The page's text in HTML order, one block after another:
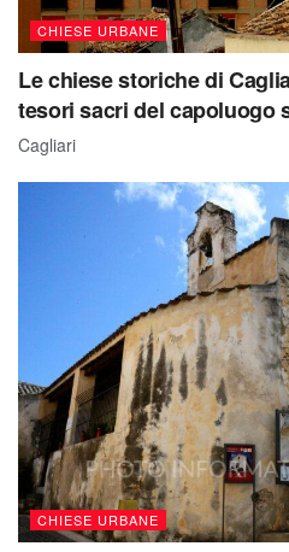
CHIESE URBANE
Le chiese storiche di
tesori sacri del capoluogo
Cagliari
CHIESE URBANE